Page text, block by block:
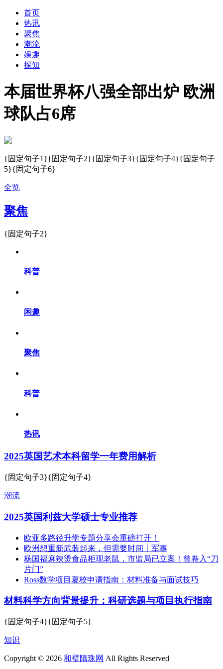
首页
热讯
聚焦
潮流
娱趣
探知
本届世界杯八强全部出炉 欧洲
球队占6席
{固定句子1}{固定句子2}{固定句子3}{固定句子4}{固定句子
5}{固定句子6}
全览
聚焦
{固定句子2}
科普
闲趣
聚焦
科普
热讯
2025英国艺术本科留学一年费用解析
{固定句子3}{固定句子4}
潮流
2025英国利兹大学硕士专业推荐
欧亚多路径升学专题分享会重磅打开！
欧洲想重新武装起来，但需要时间丨军事
杨国福麻辣烫食品柜现老鼠，市监局已立案！曾卷入“刀
片门”
Ross数学项目夏校申请指南：材料准备与面试技巧
材料科学方向背景提升：科研选题与项目执行指南
{固定句子4}{固定句子5}
知识
Copyright © 2026 和璧隋珠网 All Rights Reserved